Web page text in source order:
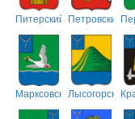
Питерский Петровский
МарксовскийЛысогорский